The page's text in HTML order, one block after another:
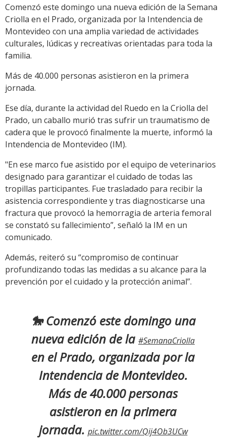
Link
Comenzó este domingo una nueva edición de la Semana
Criolla en el Prado, organizada por la Intendencia de
Montevideo con una amplia variedad de actividades
culturales, lúdicas y recreativas orientadas para toda la
familia.
Más de 40.000 personas asistieron en la primera
jornada.
Ese día, durante la actividad del Ruedo en la Criolla del
Prado, un caballo murió tras sufrir un traumatismo de
cadera que le provocó finalmente la muerte, informó la
Intendencia de Montevideo (IM).
"En ese marco fue asistido por el equipo de veterinarios
designado para garantizar el cuidado de todas las
tropillas participantes. Fue trasladado para recibir la
asistencia correspondiente y tras diagnosticarse una
fractura que provocó la hemorragia de arteria femoral
se constató su fallecimiento”, señaló la IM en un
comunicado.
Además, reiteró su “compromiso de continuar
profundizando todas las medidas a su alcance para la
prevención por el cuidado y la protección animal”.
🐎 Comenzó este domingo una
nueva edición de la #SemanaCriolla
en el Prado, organizada por la
Intendencia de Montevideo.
Más de 40.000 personas
asistieron en la primera
jornada. pic.twitter.com/Qij4Ob3UCw